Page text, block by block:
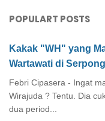
POPULART POSTS
Kakak "WH" yang
Wartawati di Serpong
Febri Cipasera - Ingat
Wirajuda ? Tentu. Dia
dua period...